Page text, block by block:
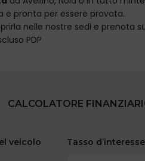
e pronta per essere provata.
nelle nostre sedi e prenota
PDP
CALCOLATORE
veicolo
Tasso d’interesse